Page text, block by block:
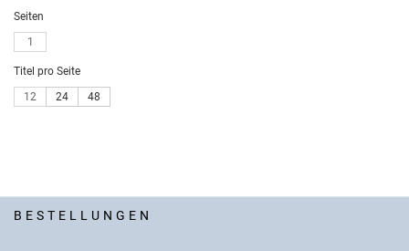
Seiten
1
Titel pro Seite
12
24 48
BESTELLUNGEN